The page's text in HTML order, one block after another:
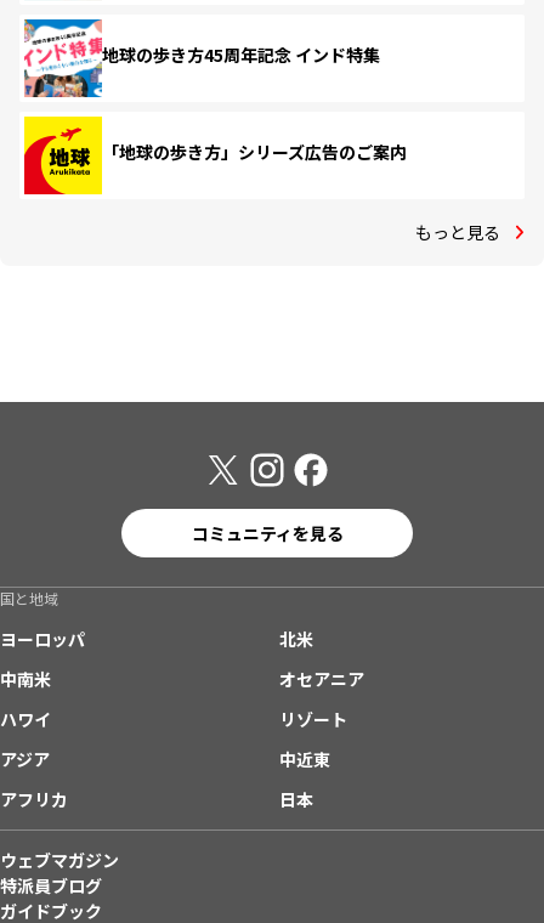
地球の歩き方45周年記念 インド特集
「地球の歩き方」シリーズ広告のご案内
もっと見る
コミュニティを見る
国と地域
ヨーロッパ
北米
中南米
オセアニア
ハワイ
リゾート
アジア
中近東
アフリカ
日本
ウェブマガジン
特派員ブログ
ガイドブック